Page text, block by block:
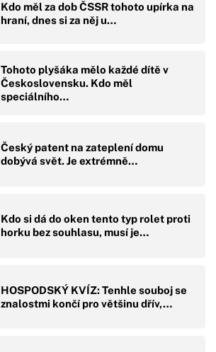
Kdo měl za dob ČSSR tohoto upírka na
hraní, dnes si za něj u…
Tohoto plyšáka mělo každé dítě v
Československu. Kdo měl
speciálního…
Český patent na zateplení domu
dobývá svět. Je extrémně…
Kdo si dá do oken tento typ rolet proti
horku bez souhlasu, musí je…
HOSPODSKÝ KVÍZ: Tenhle souboj se
znalostmi končí pro většinu dřív,…